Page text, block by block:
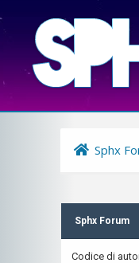
Sphx
Sphx Forum
Codice di